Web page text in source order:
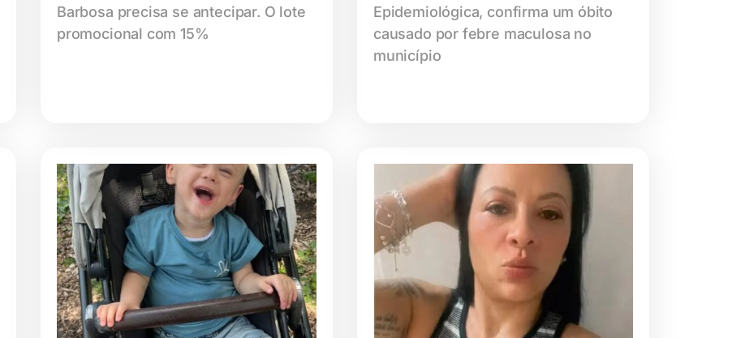
Barbosa precisa se antecipar. O lote
promocional com 15%
Epidemiológica, confirma um óbito
causado por febre maculosa no
município